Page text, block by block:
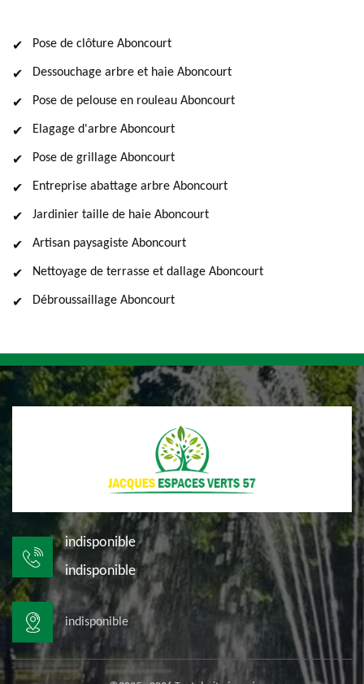
Pose de clôture Aboncourt
Dessouchage arbre et haie Aboncourt
Pose de pelouse en rouleau Aboncourt
Elagage d'arbre Aboncourt
Pose de grillage Aboncourt
Entreprise abattage arbre Aboncourt
Jardinier taille de haie Aboncourt
Artisan paysagiste Aboncourt
Nettoyage de terrasse et dallage Aboncourt
Débroussaillage Aboncourt
indisponible
indisponible
indisponible